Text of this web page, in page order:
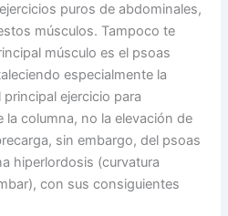
puros de abdominales,
músculos. Tampoco te
músculo es el psoas
especialmente la
ejercicio para
la columna, no la elevación de
sin embargo, del psoas
hiperlordosis (curvatura
con sus consiguientes